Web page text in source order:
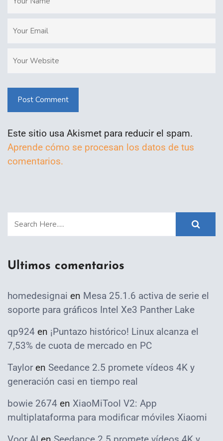
Post Comment
Este sitio usa Akismet para reducir el spam.
Aprende cómo se procesan los datos de tus
comentarios.
Ultimos comentarios
homedesignai en Mesa 25.1.6 activa de serie el
soporte para gráficos Intel Xe3 Panther Lake
qp924 en ¡Puntazo histórico! Linux alcanza el
7,53% de cuota de mercado en PC
Taylor en Seedance 2.5 promete vídeos 4K y
generación casi en tiempo real
bowie 2674 en XiaoMiTool V2: App
multiplataforma para modificar móviles Xiaomi